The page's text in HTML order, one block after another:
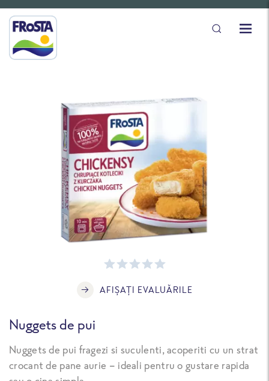
AFIȘAȚI EVALUĂRILE
Nuggets de pui
Nuggets de pui fragezi si suculenti, acoperiti cu un strat
crocant de pane aurie – ideali pentru o gustare rapida